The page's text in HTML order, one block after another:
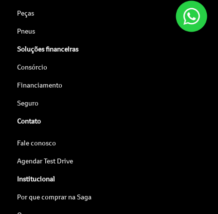
Peças
Pneus
Soluções financeiras
Consórcio
Financiamento
Seguro
Contato
Fale conosco
Agendar Test Drive
Institucional
Por que comprar na Saga